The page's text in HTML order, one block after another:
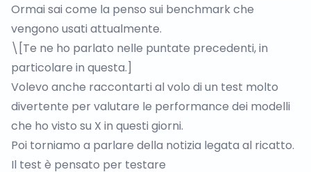
Ormai sai come la penso sui benchmark che
vengono usati attualmente.
\[Te ne ho parlato nelle puntate precedenti, in
particolare in questa.]
Volevo anche raccontarti al volo di un test molto
divertente per valutare le performance dei modelli
che ho visto su X in questi giorni.
Poi torniamo a parlare della notizia legata al ricatto.
Il test è pensato per testare